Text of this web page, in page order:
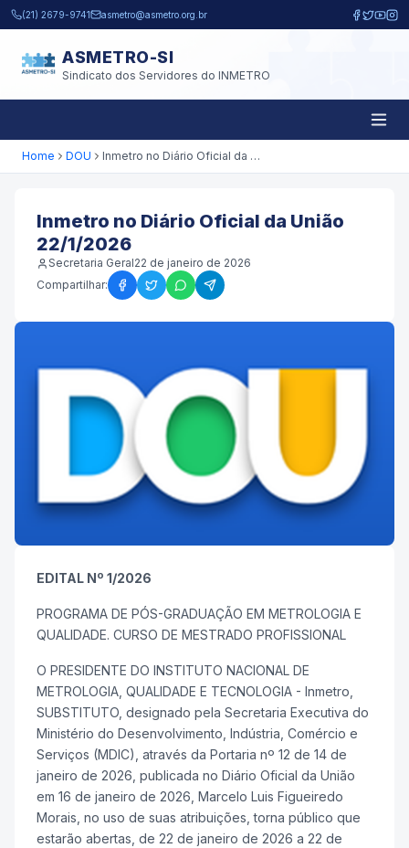
Pular para o conteúdo principal
(21) 2679-9741 asmetro@asmetro.org.br
ASMETRO-SI
Sindicato dos Servidores do INMETRO
Home DOU Inmetro no Diário Oficial da União 22/1/2026
Inmetro no Diário Oficial da União
22/1/2026
Secretaria Geral22 de janeiro de 2026
Compartilhar:
EDITAL Nº 1/2026
PROGRAMA DE PÓS-GRADUAÇÃO EM METROLOGIA E
QUALIDADE. CURSO DE MESTRADO PROFISSIONAL
O PRESIDENTE DO INSTITUTO NACIONAL DE
METROLOGIA, QUALIDADE E TECNOLOGIA - Inmetro,
SUBSTITUTO, designado pela Secretaria Executiva do
Ministério do Desenvolvimento, Indústria, Comércio e
Serviços (MDIC), através da Portaria nº 12 de 14 de
janeiro de 2026, publicada no Diário Oficial da União
em 16 de janeiro de 2026, Marcelo Luis Figueiredo
Morais, no uso de suas atribuições, torna público que
estarão abertas, de 22 de janeiro de 2026 a 22 de